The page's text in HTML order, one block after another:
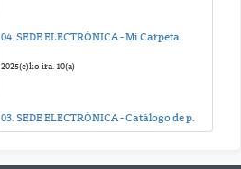
04. SEDE ELECTRÓNICA - Mi Carpeta
2025(e)ko ira. 10(a)